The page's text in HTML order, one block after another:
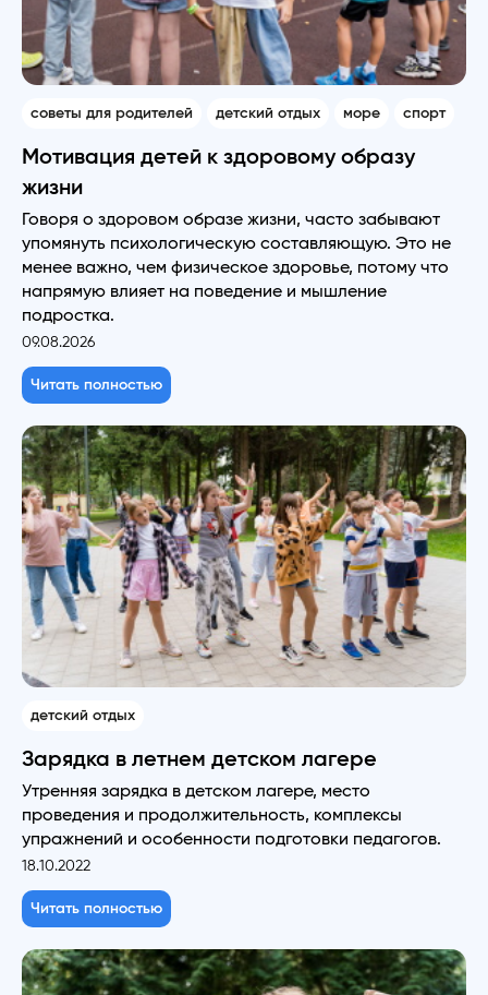
советы для родителей детский отдых море спорт
Мотивация детей к здоровому образу
жизни
Говоря о здоровом образе жизни, часто забывают
упомянуть психологическую составляющую. Это не
менее важно, чем физическое здоровье, потому что
напрямую влияет на поведение и мышление
подростка.
09.08.2026
Читать полностью
детский отдых
Зарядка в летнем детском лагере
Утренняя зарядка в детском лагере, место
проведения и продолжительность, комплексы
упражнений и особенности подготовки педагогов.
18.10.2022
Читать полностью